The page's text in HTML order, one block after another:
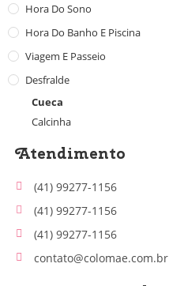
Hora Do Sono
Hora Do Banho E Piscina
Viagem E Passeio
Desfralde
Cueca
Calcinha
Atendimento
(41) 99277-1156
(41) 99277-1156
(41) 99277-1156
contato@colomae.com.br